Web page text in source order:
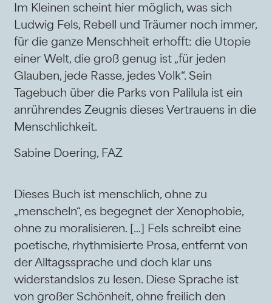
Im Kleinen scheint hier möglich, was sich
Ludwig Fels, Rebell und Träumer noch immer,
für die ganze Menschheit erhofft: die Utopie
einer Welt, die groß genug ist „für jeden
Glauben, jede Rasse, jedes Volk“. Sein
Tagebuch über die Parks von Palilula ist ein
anrührendes Zeugnis dieses Vertrauens in die
Menschlichkeit.
Sabine Doering, FAZ
Dieses Buch ist menschlich, ohne zu
„menscheln“, es begegnet der Xenophobie,
ohne zu moralisieren. […] Fels schreibt eine
poetische, rhythmisierte Prosa, entfernt von
der Alltagssprache und doch klar uns
widerstandslos zu lesen. Diese Sprache ist
von großer Schönheit, ohne freilich den